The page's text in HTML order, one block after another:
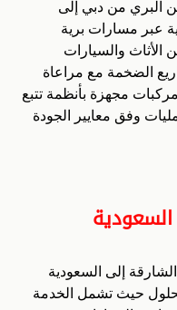
من دبي إلى
عبر مسارات برية
والسيارات
الضخمة مع مراعاة
مجهزة بأنظمة تتبع
وفق معايير الجودة
إلى السعودية
حيث تشمل الخدمة